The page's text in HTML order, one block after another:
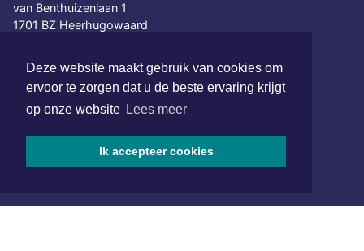
Deze website maakt gebruik van cookies om
ervoor te zorgen dat u de beste ervaring krijgt
op onze website Lees meer
Ik accepteer cookies
van Benthuizenlaan 1
1701 BZ Heerhugowaard
redactie@xyto.nl
www.xyto.nl